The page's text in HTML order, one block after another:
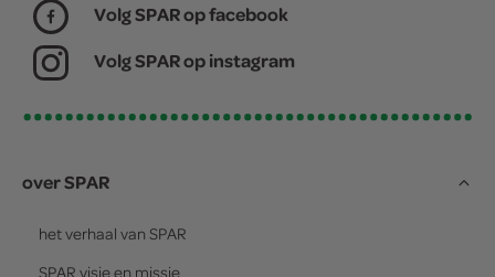
Volg SPAR op facebook
Volg SPAR op instagram
over SPAR
het verhaal van SPAR
SPAR visie en missie